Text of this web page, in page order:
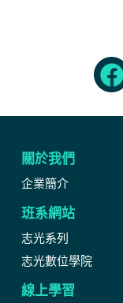
關於我們
企業簡介
班系網站
志光系列
志光數位學院
線上學習